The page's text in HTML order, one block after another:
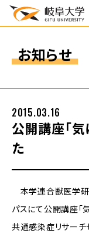
お知らせ
公開講座「
た
2015.03.16
本学連合獣医学研
パスにて公開講座「
共通感染症リサー